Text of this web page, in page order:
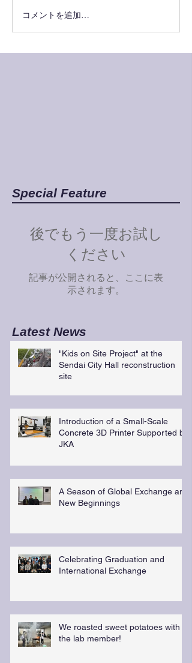
コメントを追加…
Special Feature
後でもう一度お試し
ください
記事が公開されると、ここに表
示されます。
Latest News
"Kids on Site Project" at the
Sendai City Hall reconstruction
site
Introduction of a Small-Scale
Concrete 3D Printer Supported by
JKA
A Season of Global Exchange and
New Beginnings
Celebrating Graduation and
International Exchange
We roasted sweet potatoes with
the lab member!